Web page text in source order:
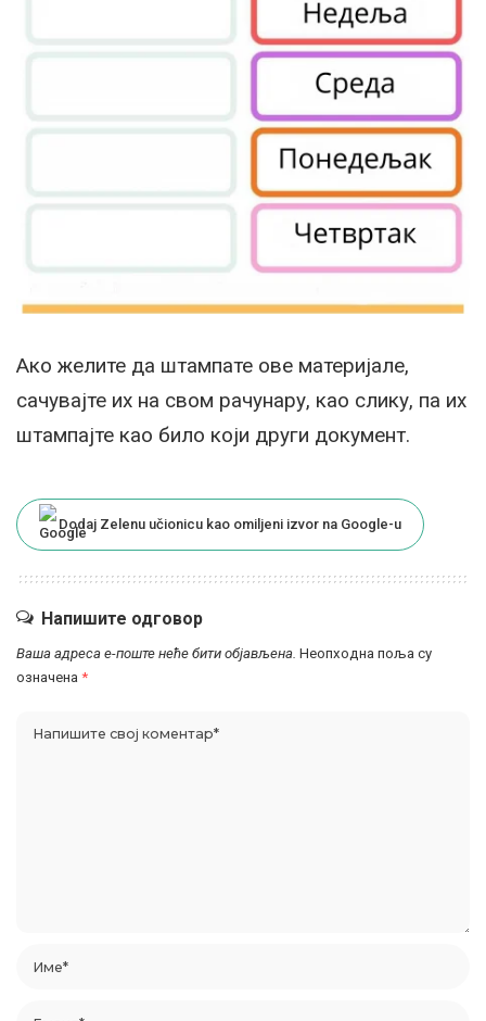
Ако желите да штампате ове материјале,
сачувајте их на свом рачунару, као слику, па их
штампајте као било који други документ.
Dodaj Zelenu učionicu kao omiljeni izvor na Google-u
Напишите одговор
Ваша адреса е-поште неће бити објављена. Неопходна поља су
означена *